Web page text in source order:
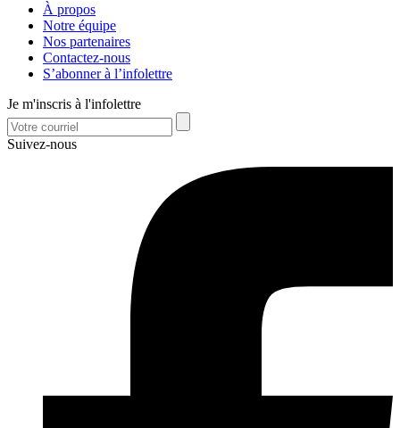
À propos
Notre équipe
Nos partenaires
Contactez-nous
S’abonner à l’infolettre
Je m'inscris à l'infolettre
Suivez-nous